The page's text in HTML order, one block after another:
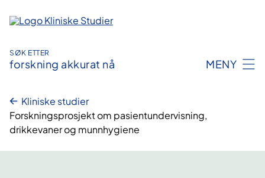
innhold
SØK ETTER
forskning akkurat nå MENY
Kliniske studier
Forskningsprosjekt om pasientundervisning,
drikkevaner og munnhygiene